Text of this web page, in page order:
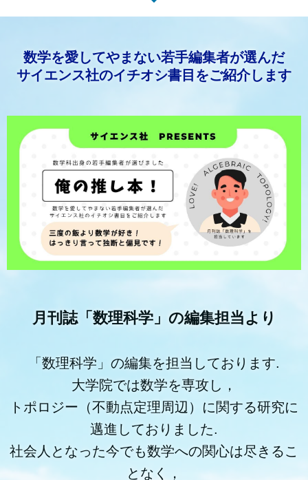
数学を愛してやまない若手編集者が選んだ
サイエンス社のイチオシ書目をご紹介します
月刊誌「数理科学」の編集担当より
「数理科学」の編集を担当しております.
大学院では数学を専攻し，
トポロジー（不動点定理周辺）に関する研究に
邁進しておりました.
社会人となった今でも数学への関心は尽きるこ
となく，